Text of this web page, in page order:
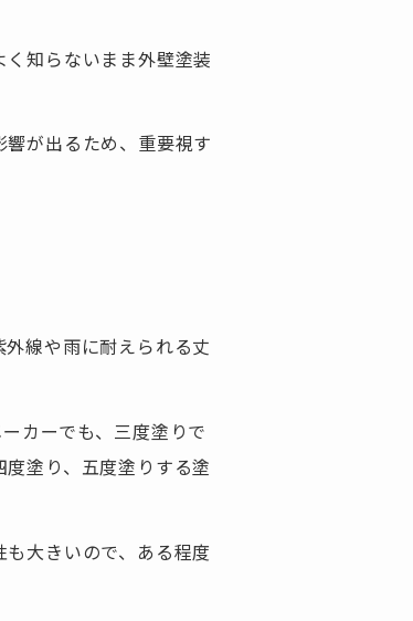
知らないまま外壁塗装
が出るため、重要視す
線や雨に耐えられる丈
カーでも、三度塗りで
塗り、五度塗りする塗
大きいので、ある程度